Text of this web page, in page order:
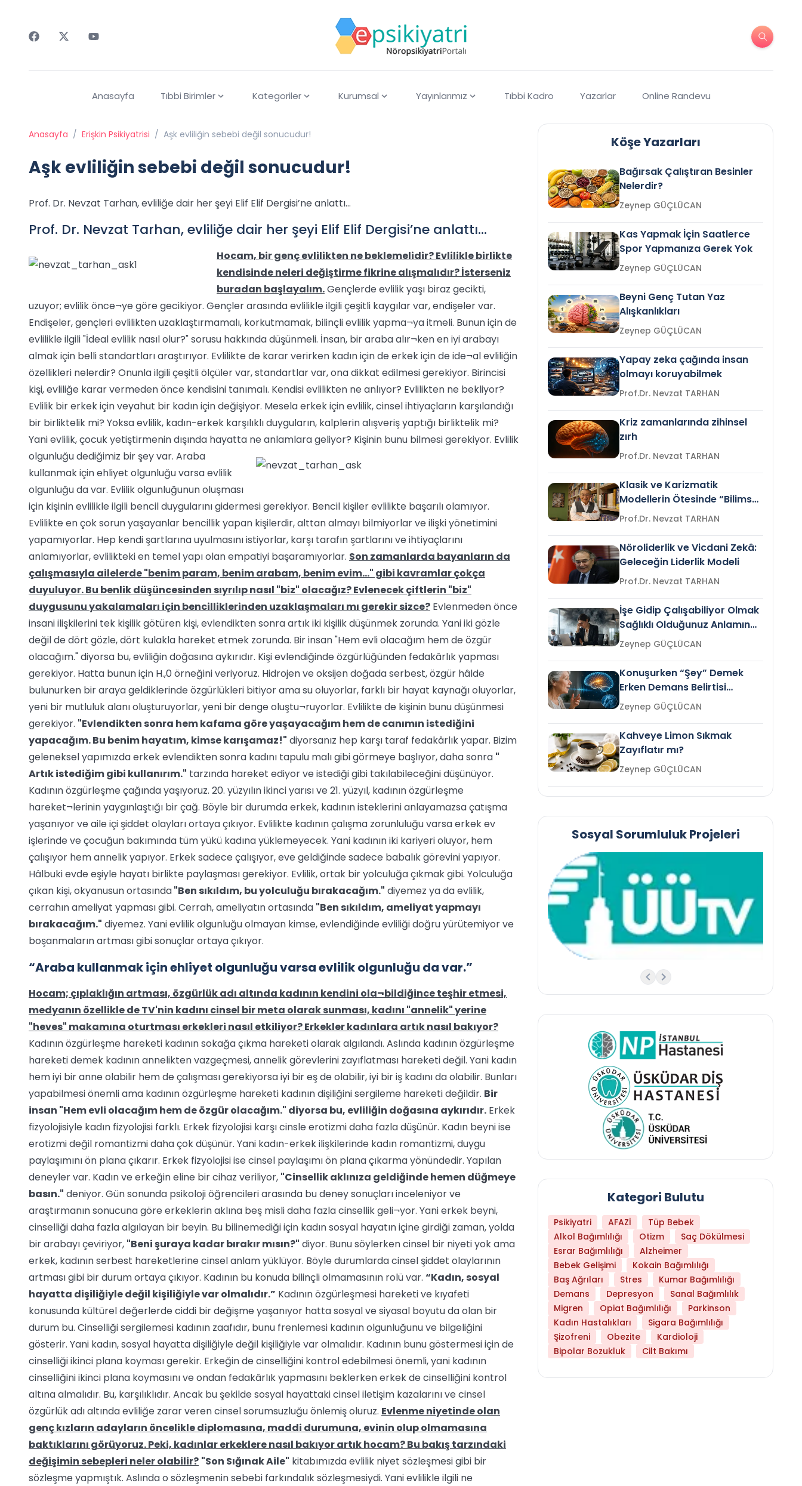
Anasayfa Tıbbi Birimler Kategoriler Kurumsal Yayınlarımız Tıbbi Kadro Yazarlar Online Randevu
Anasayfa / Erişkin Psikiyatrisi / Aşk evliliğin sebebi değil sonucudur!
Aşk evliliğin sebebi değil sonucudur!
Prof. Dr. Nevzat Tarhan, evliliğe dair her şeyi Elif Elif Dergisi’ne anlattı…
Prof. Dr. Nevzat Tarhan, evliliğe dair her şeyi Elif Elif Dergisi’ne anlattı…
Hocam, bir genç evlilikten ne beklemelidir? Evlilikle birlikte
kendisinde neleri değiştirme fikrine alışmalıdır? İsterseniz
buradan başlayalım.Gençlerde evlilik yaşı biraz gecikti,
uzuyor; evlilik önce¬ye göre gecikiyor. Gençler arasında evlilikle ilgili çeşitli kaygılar var, endişeler var.
Endişeler, gençleri evlilikten uzaklaştırmamalı, korkutmamak, bilinçli evlilik yapma¬ya itmeli. Bunun için de
evlilikle ilgili "İdeal evlilik nasıl olur?" sorusu hakkında düşünmeli. İnsan, bir araba alır¬ken en iyi arabayı
almak için belli standartları araştırıyor. Evlilikte de karar verirken kadın için de erkek için de ide¬al evliliğin
özellikleri nelerdir? Onunla ilgili çeşitli ölçüler var, standartlar var, ona dikkat edilmesi gerekiyor. Birincisi
kişi, evliliğe karar vermeden önce kendisini tanımalı. Kendisi evlilikten ne anlıyor? Evlilikten ne bekliyor?
Evlilik bir erkek için veyahut bir kadın için değişiyor. Mesela erkek için evlilik, cinsel ihtiyaçların karşılandığı
bir birliktelik mi? Yoksa evlilik, kadın-erkek karşılıklı duyguların, kalplerin alışveriş yaptığı birliktelik mi?
Yani evlilik, çocuk yetiştirmenin dışında hayatta ne anlamlara geliyor? Kişinin bunu bilmesi gerekiyor. Evlilik
olgunluğu dediğimiz bir şey var. Araba
kullanmak için ehliyet olgunluğu varsa evlilik
olgunluğu da var. Evlilik olgunluğunun oluşması
için kişinin evlilikle ilgili bencil duygularını gidermesi gerekiyor. Bencil kişiler evlilikte başarılı olamıyor.
Evlilikte en çok sorun yaşayanlar bencillik yapan kişilerdir, alttan almayı bilmiyorlar ve ilişki yönetimini
yapamıyorlar. Hep kendi şartlarına uyulmasını istiyorlar, karşı tarafın şartlarını ve ihtiyaçlarını
anlamıyorlar, evlilikteki en temel yapı olan empatiyi başaramıyorlar. Son zamanlarda bayanların da
çalışmasıyla ailelerde "benim param, benim arabam, benim evim..." gibi kavramlar çokça
duyuluyor. Bu benlik düşüncesinden sıyrılıp nasıl "biz" olacağız? Evlenecek çiftlerin "biz"
duygusunu yakalamaları için bencilliklerinden uzaklaşmaları mı gerekir sizce? Evlenmeden önce
insani ilişkilerini tek kişilik götüren kişi, evlendikten sonra artık iki kişilik düşünmek zorunda. Yani iki gözle
değil de dört gözle, dört kulakla hareket etmek zorunda. Bir insan "Hem evli olacağım hem de özgür
olacağım." diyorsa bu, evliliğin doğasına aykırıdır. Kişi evlendiğinde özgürlüğünden fedakârlık yapması
gerekiyor. Hatta bunun için H.,0 örneğini veriyoruz. Hidrojen ve oksijen doğada serbest, özgür hâlde
bulunurken bir araya geldiklerinde özgürlükleri bitiyor ama su oluyorlar, farklı bir hayat kaynağı oluyorlar,
yeni bir mutluluk alanı oluşturuyorlar, yeni bir denge oluştu¬ruyorlar. Evlilikte de kişinin bunu düşünmesi
gerekiyor. "Evlendikten sonra hem kafama göre yaşayacağım hem de canımın istediğini
yapacağım. Bu benim hayatım, kimse karışamaz!" diyorsanız hep karşı taraf fedakârlık yapar. Bizim
geleneksel yapımızda erkek evlendikten sonra kadını tapulu malı gibi görmeye başlıyor, daha sonra "
Artık istediğim gibi kullanırım." tarzında hareket ediyor ve istediği gibi takılabileceğini düşünüyor.
Kadının özgürleşme çağında yaşıyoruz. 20. yüzyılın ikinci yarısı ve 21. yüzyıl, kadının özgürleşme
hareket¬lerinin yaygınlaştığı bir çağ. Böyle bir durumda erkek, kadının isteklerini anlayamazsa çatışma
yaşanıyor ve aile içi şiddet olayları ortaya çıkıyor. Evlilikte kadının çalışma zorunluluğu varsa erkek ev
işlerinde ve çocuğun bakımında tüm yükü kadına yüklemeyecek. Yani kadının iki kariyeri oluyor, hem
çalışıyor hem annelik yapıyor. Erkek sadece çalışıyor, eve geldiğinde sadece babalık görevini yapıyor.
Hâlbuki evde eşiyle hayatı birlikte paylaşması gerekiyor. Evlilik, ortak bir yolculuğa çıkmak gibi. Yolculuğa
çıkan kişi, okyanusun ortasında"Ben sıkıldım, bu yolculuğu bırakacağım." diyemez ya da evlilik,
cerrahın ameliyat yapması gibi. Cerrah, ameliyatın ortasında "Ben sıkıldım, ameliyat yapmayı
bırakacağım." diyemez. Yani evlilik olgunluğu olmayan kimse, evlendiğinde evliliği doğru yürütemiyor ve
boşanmaların artması gibi sonuçlar ortaya çıkıyor.
“Araba kullanmak için ehliyet olgunluğu varsa evlilik olgunluğu da var.”
Hocam; çıplaklığın artması, özgürlük adı altında kadının kendini ola¬bildiğince teşhir etmesi,
medyanın özellikle de TV'nin kadını cinsel bir meta olarak sunması, kadını "annelik" yerine
"heves" makamına oturtması erkekleri nasıl etkiliyor? Erkekler kadınlara artık nasıl bakıyor?
Kadının özgürleşme hareketi kadının sokağa çıkma hareketi olarak algılandı. Aslında kadının özgürleşme
hareketi demek kadının annelikten vazgeçmesi, annelik görevlerini zayıflatması hareketi değil. Yani kadın
hem iyi bir anne olabilir hem de çalışması gerekiyorsa iyi bir eş de olabilir, iyi bir iş kadını da olabilir. Bunları
yapabilmesi önemli ama kadının özgürleşme hareketi kadının dişiliğini sergileme hareketi değildir. Bir
insan "Hem evli olacağım hem de özgür olacağım." diyorsa bu, evliliğin doğasına aykırıdır. Erkek
fizyolojisiyle kadın fizyolojisi farklı. Erkek fizyolojisi karşı cinsle erotizmi daha fazla düşünür. Kadın beyni ise
erotizmi değil romantizmi daha çok düşünür. Yani kadın-erkek ilişkilerinde kadın romantizmi, duygu
paylaşımını ön plana çıkarır. Erkek fizyolojisi ise cinsel paylaşımı ön plana çıkarma yönündedir. Yapılan
deneyler var. Kadın ve erkeğin eline bir cihaz veriliyor, "Cinsellik aklınıza geldiğinde hemen düğmeye
basın." deniyor. Gün sonunda psikoloji öğrencileri arasında bu deney sonuçları inceleniyor ve
araştırmanın sonucuna göre erkeklerin aklına beş misli daha fazla cinsellik geli¬yor. Yani erkek beyni,
cinselliği daha fazla algılayan bir beyin. Bu bilinemediği için kadın sosyal hayatın içine girdiği zaman, yolda
bir arabayı çeviriyor, "Beni şuraya kadar bırakır mısın?" diyor. Bunu söylerken cinsel bir niyeti yok ama
erkek, kadının serbest hareketlerine cinsel anlam yüklüyor. Böyle durumlarda cinsel şiddet olaylarının
artması gibi bir durum ortaya çıkıyor. Kadının bu konuda bilinçli olmamasının rolü var. “Kadın, sosyal
hayatta dişiliğiyle değil kişiliğiyle var olmalıdır.” Kadının özgürleşmesi hareketi ve kıyafeti
konusunda kültürel değerlerde ciddi bir değişme yaşanıyor hatta sosyal ve siyasal boyutu da olan bir
durum bu. Cinselliği sergilemesi kadının zaafıdır, bunu frenlemesi kadının olgunluğunu ve bilgeliğini
gösterir. Yani kadın, sosyal hayatta dişiliğiyle değil kişiliğiyle var olmalıdır. Kadının bunu göstermesi için de
cinselliği ikinci plana koyması gerekir. Erkeğin de cinselliğini kontrol edebilmesi önemli, yani kadının
cinselliğini ikinci plana koymasını ve ondan fedakârlık yapmasını beklerken erkek de cinselliğini kontrol
altına almalıdır. Bu, karşılıklıdır. Ancak bu şekilde sosyal hayattaki cinsel iletişim kazalarını ve cinsel
özgürlük adı altında evliliğe zarar veren cinsel sorumsuzluğu önlemiş oluruz. Evlenme niyetinde olan
genç kızların adayların öncelikle diplomasına, maddi durumuna, evinin olup olmamasına
baktıklarını görüyoruz. Peki, kadınlar erkeklere nasıl bakıyor artık hocam? Bu bakış tarzındaki
değişimin sebepleri neler olabilir? "Son Sığınak Aile" kitabımızda evlilik niyet sözleşmesi gibi bir
sözleşme yapmıştık. Aslında o sözleşmenin sebebi farkındalık sözleşmesiydi. Yani evlilikle ilgili ne
Köşe Yazarları
Bağırsak Çalıştıran Besinler
Nelerdir?
Zeynep GÜÇLÜCAN
Kas Yapmak İçin Saatlerce
Spor Yapmanıza Gerek Yok
Zeynep GÜÇLÜCAN
Beyni Genç Tutan Yaz
Alışkanlıkları
Zeynep GÜÇLÜCAN
Yapay zeka çağında insan
olmayı koruyabilmek
Prof.Dr. Nevzat TARHAN
Kriz zamanlarında zihinsel
zırh
Prof.Dr. Nevzat TARHAN
Klasik ve Karizmatik
Modellerin Ötesinde “Bilimsel
Liderlik”
Prof.Dr. Nevzat TARHAN
Nöroliderlik ve Vicdani Zekâ:
Geleceğin Liderlik Modeli
Prof.Dr. Nevzat TARHAN
İşe Gidip Çalışabiliyor Olmak
Sağlıklı Olduğunuz Anlamına
Gelir mi?Zeynep GÜÇLÜCAN
Konuşurken “Şey” Demek
Erken Demans Belirtisi
Olabilir mi?Zeynep GÜÇLÜCAN
Kahveye Limon Sıkmak
Zayıflatır mı?
Zeynep GÜÇLÜCAN
Sosyal Sorumluluk Projeleri
Kategori Bulutu
Psikiyatri AFAZİ
Tüp Bebek
Alkol Bağımlılığı
Otizm
Saç Dökülmesi
Esrar Bağımlılığı
Alzheimer
Bebek Gelişimi
Kokain Bağımlılığı
Baş Ağrıları
Stres
Kumar Bağımlılığı
Demans
Depresyon
Sanal Bağımlılık
Migren
Opiat Bağımlılığı
Parkinson
Kadın Hastalıkları
Sigara Bağımlılığı
Şizofreni
Obezite
Kardioloji
Bipolar Bozukluk
Cilt Bakımı